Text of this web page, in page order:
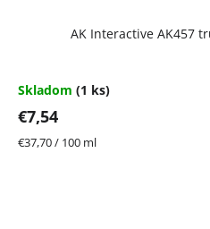
AK Interactive AK457
Skladom (1 ks)
€7,54
Jednotková
€37,70 / 100 ml